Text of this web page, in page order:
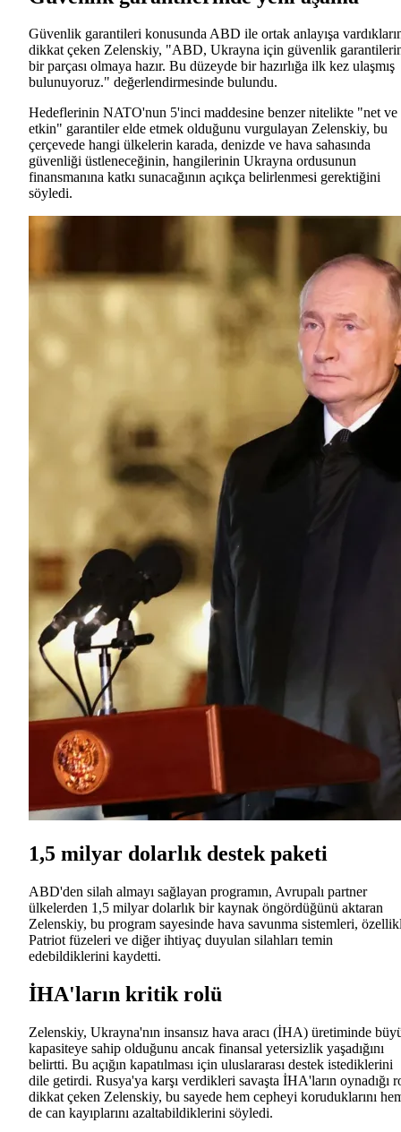
Güvenlik garantileri konusunda ABD ile ortak anlayışa
dikkat çeken Zelenskiy, "ABD, Ukrayna için güvenlik
bir parçası olmaya hazır. Bu düzeyde bir hazırlığa ilk kez ulaşmış
bulunuyoruz." değerlendirmesinde bulundu.
Hedeflerinin NATO'nun 5'inci maddesine benzer nitelikte "net ve
etkin" garantiler elde etmek olduğunu vurgulayan Zelenskiy, bu
çerçevede hangi ülkelerin karada, denizde ve hava sahasında
güvenliği üstleneceğinin, hangilerinin Ukrayna ordusunun
finansmanına katkı sunacağının açıkça belirlenmesi gerektiğini
söyledi.
1,5 milyar dolarlık destek paketi
ABD'den silah almayı sağlayan programın, Avrupalı partner
ülkelerden 1,5 milyar dolarlık bir kaynak öngördüğünü aktaran
Zelenskiy, bu program sayesinde hava savunma sistemleri,
Patriot füzeleri ve diğer ihtiyaç duyulan silahları temin
edebildiklerini kaydetti.
İHA'ların kritik rolü
Zelenskiy, Ukrayna'nın insansız hava aracı (İHA) üretiminde
kapasiteye sahip olduğunu ancak finansal yetersizlik yaşadığını
belirtti. Bu açığın kapatılması için uluslararası destek istediklerini
dile getirdi. Rusya'ya karşı verdikleri savaşta İHA'ların oynadığı
dikkat çeken Zelenskiy, bu sayede hem cepheyi koruduklarını
de can kayıplarını azaltabildiklerini söyledi.